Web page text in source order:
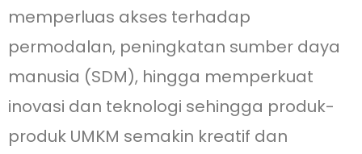
memperluas akses terhadap
permodalan, peningkatan sumber daya
manusia (SDM), hingga memperkuat
inovasi dan teknologi sehingga produk-
produk UMKM semakin kreatif dan